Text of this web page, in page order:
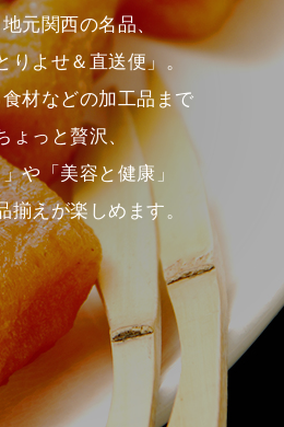
元関西の名品、
りよせ＆直送便」。
材などの加工品まで
っと贅沢、
や「美容と健康」
えが楽しめます。